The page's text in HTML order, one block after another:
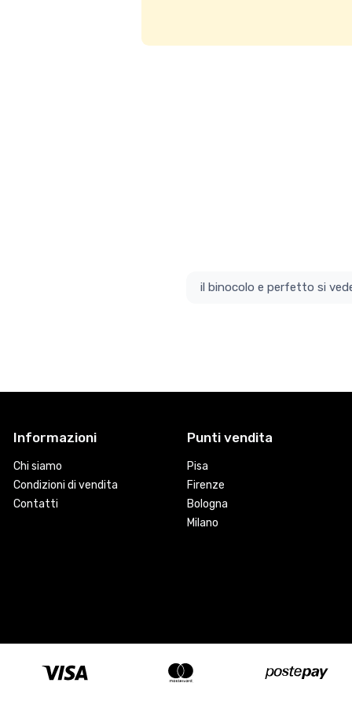
il
Informazioni
Chi siamo
Condizioni di vendita
Contatti
Punti vendita
Pisa
Firenze
Bologna
Milano